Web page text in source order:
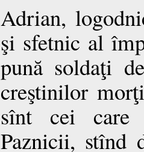
Adrian,
şi sfetnic al
pună soldaţi
creştinilor
sînt cei care
Paznicii, stînd